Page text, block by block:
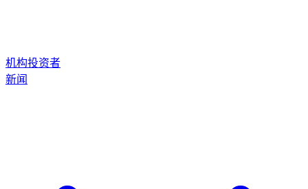
机构投资者
新闻